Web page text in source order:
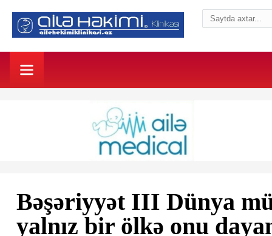
Bəşəriyyət III Dünya
yalnız bir ölkə onu